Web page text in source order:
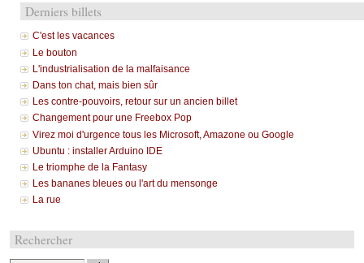
Derniers billets
C'est les vacances
Le bouton
L'industrialisation de la malfaisance
Dans ton chat, mais bien sûr
Les contre-pouvoirs, retour sur un ancien billet
Changement pour une Freebox Pop
Virez moi d'urgence tous les Microsoft, Amazone ou Google
Ubuntu : installer Arduino IDE
Le triomphe de la Fantasy
Les bananes bleues ou l'art du mensonge
La rue
Rechercher